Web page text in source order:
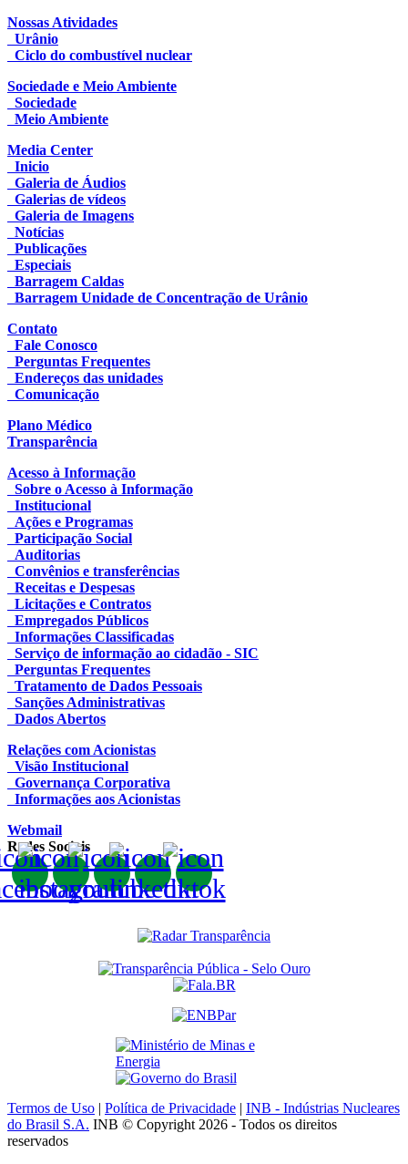
Nossas Atividades
Urânio
Ciclo do combustível nuclear
Sociedade e Meio Ambiente
Sociedade
Meio Ambiente
Media Center
Inicio
Galeria de Áudios
Galerias de vídeos
Galeria de Imagens
Notícias
Publicações
Especiais
Barragem Caldas
Barragem Unidade de Concentração de Urânio
Contato
Fale Conosco
Perguntas Frequentes
Endereços das unidades
Comunicação
Plano Médico
Transparência
Acesso à Informação
Sobre o Acesso à Informação
Institucional
Ações e Programas
Participação Social
Auditorias
Convênios e transferências
Receitas e Despesas
Licitações e Contratos
Empregados Públicos
Informações Classificadas
Serviço de informação ao cidadão - SIC
Perguntas Frequentes
Tratamento de Dados Pessoais
Sanções Administrativas
Dados Abertos
Relações com Acionistas
Visão Institucional
Governança Corporativa
Informações aos Acionistas
Webmail
Redes Sociais
Termos de Uso | Política de Privacidade | INB - Indústrias Nucleares
do Brasil S.A. INB © Copyright 2026 - Todos os direitos
reservados